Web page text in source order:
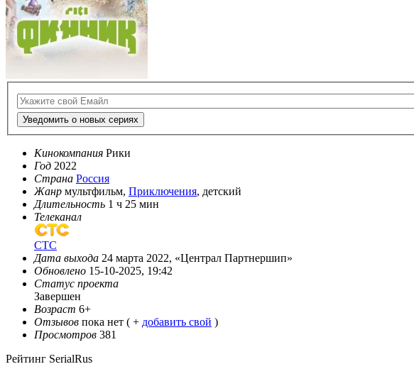
Уведомить о новых сериях
Кинокомпания Рики
Год 2022
Страна Россия
Жанр мультфильм, Приключения, детский
Длительность 1 ч 25 мин
Телеканал
СТС
Дата выхода 24 марта 2022, «Централ Партнершип»
Обновлено 15-10-2025, 19:42
Статус проекта
Завершен
Возраст 6+
Отзывов пока нет ( + добавить свой )
Просмотров 381
Рейтинг SerialRus